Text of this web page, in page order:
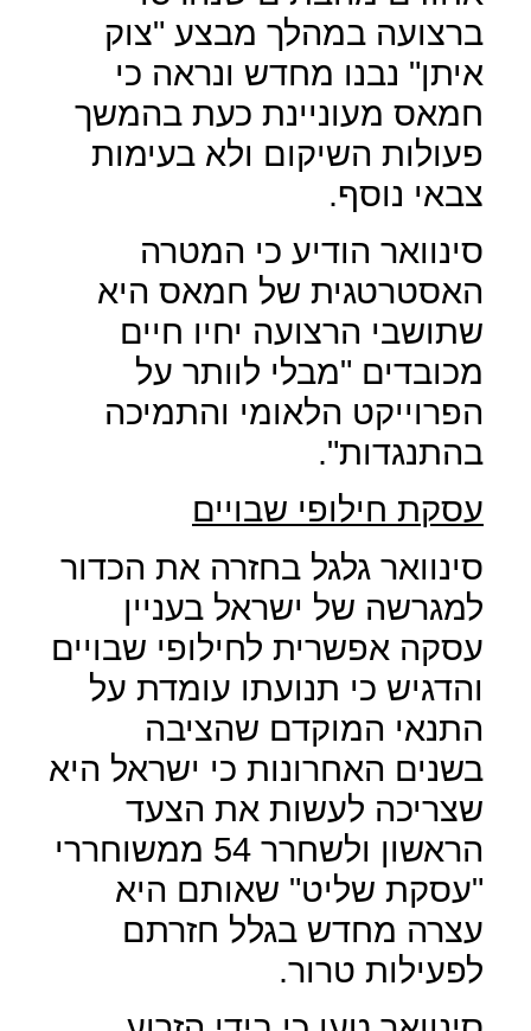
ברצועה במהלך מבצע "צוק
איתן" נבנו מחדש ונראה כי
חמאס מעוניינת כעת בהמשך
פעולות השיקום ולא בעימות
צבאי נוסף.
סינוואר הודיע כי המטרה
האסטרטגית של חמאס היא
שתושבי הרצועה יחיו חיים
מכובדים "מבלי לוותר על
הפרוייקט הלאומי והתמיכה
בהתנגדות".
עסקת חילופי שבויים
סינוואר גלגל בחזרה את הכדור
למגרשה של ישראל בעניין
עסקה אפשרית לחילופי שבויים
והדגיש כי תנועתו עומדת על
התנאי המוקדם שהציבה
בשנים האחרונות כי ישראל היא
שצריכה לעשות את הצעד
הראשון ולשחרר 54 ממשוחררי
"עסקת שליט" שאותם היא
עצרה מחדש בגלל חזרתם
לפעילות טרור.